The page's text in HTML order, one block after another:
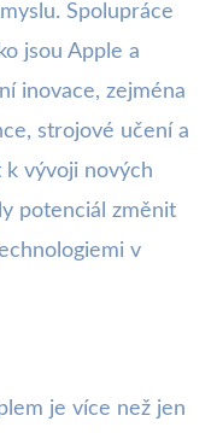
Spolupráce
jsou Apple a
inovace, zejména
strojové učení a
k vývoji nových
potenciál změnit
v
je více než jen